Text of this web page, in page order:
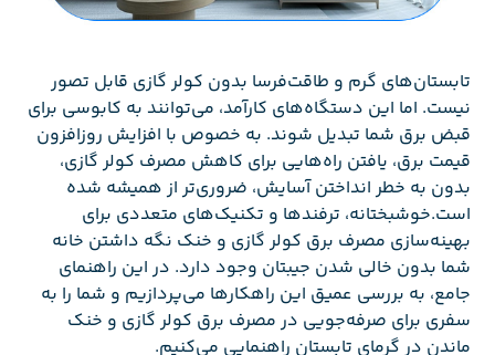
تابستان‌های گرم و طاقت‌فرسا بدون کولر گازی قابل تصور
نیست. اما این دستگاه‌های کارآمد، می‌توانند به کابوسی برای
قبض برق شما تبدیل شوند. به خصوص با افزایش روزافزون
قیمت برق، یافتن راه‌هایی برای کاهش مصرف کولر گازی،
بدون به خطر انداختن آسایش، ضروری‌تر از همیشه شده
است.خوشبختانه، ترفندها و تکنیک‌های متعددی برای
بهینه‌سازی مصرف برق کولر گازی و خنک نگه داشتن خانه
شما بدون خالی شدن جیبتان وجود دارد. در این راهنمای
جامع، به بررسی عمیق این راهکارها می‌پردازیم و شما را به
سفری برای صرفه‌جویی در مصرف برق کولر گازی و خنک
ماندن در گرمای تابستان راهنمایی می‌کنیم.